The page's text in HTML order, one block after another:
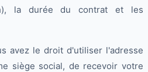
la durée du contrat et les
avez le droit d'utiliser l'adresse
siège social, de recevoir votre